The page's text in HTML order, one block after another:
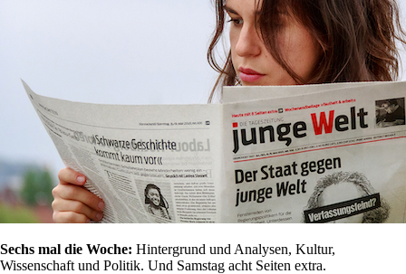
Sechs mal die Woche: Hintergrund und Analysen, Kultur,
Wissenschaft und Politik. Und Samstag acht Seiten extra.